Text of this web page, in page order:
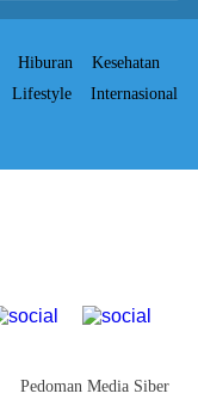
Hiburan
Kesehatan
Lifestyle
Internasional
Pedoman Media Siber